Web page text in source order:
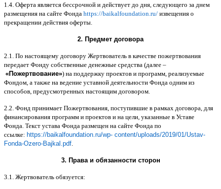
1.4. Оферта является бессрочной и действует до дня следующего за днем
размещения на сайте Фонда https://baikalfoundation.ru/ извещения о
прекращении действия оферты
2. Предмет договора
2.1. По настоящему договору Жертвователь в качестве пожертвования
передает Фонду собственные денежные средства (далее –
«Пожертвование») на поддержку проектов и программ реализуемые
Фондом а также на ведение уставной деятельности Фонда одним из
способов предусмотренных настоящим договором
2.2. Фонд принимает Пожертвования поступившие в рамках договора для
финансирования программ и проектов и на цели указанные в Уставе
Фонда Текст устава Фонда размещен на сайте Фонда по
ссылке: https://baikalfoundation.ru/wp- content/uploads/2019/01/Ustav-
Fonda-Ozero-Bajkal.pdf
3. Права и обязанности сторон
3.1. Жертвователь обязуется: